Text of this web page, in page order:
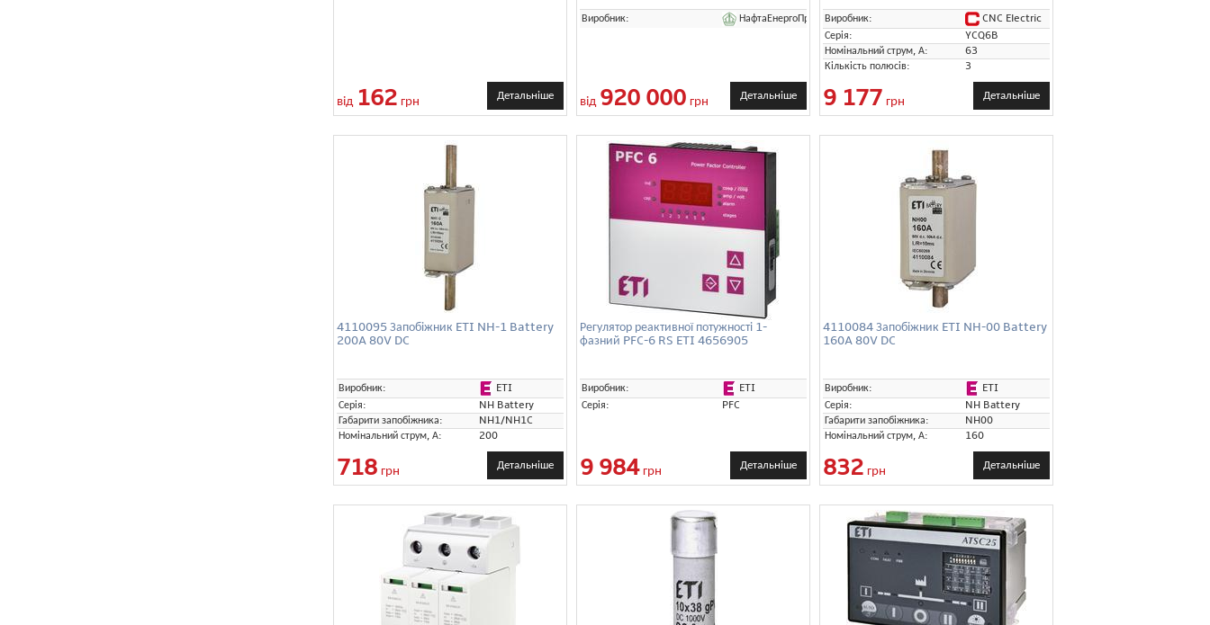
від 162 грн Детальніше
Виробник: НафтаЕнергоПром
від 920 000 грн Детальніше
Виробник:
CNC Electric
Серія:
YCQ6B
Номінальний струм, А:
63
Кількість полюсів:
3
9 177 грн Детальніше
4110095 Запобіжник ETI NH-1 Battery
200A 80V DC
Виробник:
ETI
Серія:
NH Battery
Габарити запобіжника:
NH1/NH1C
Номінальний струм, А:
200
718 грн Детальніше
Регулятор реактивної потужності 1-
фазний PFC-6 RS ETI 4656905
Виробник:
ETI
Серія:
PFC
9 984грн Детальніше
4110084 Запобіжник ETI NH-00 Battery
160A 80V DC
Виробник:
ETI
Серія:
NH Battery
Габарити запобіжника:
NH00
Номінальний струм, А:
160
832 грн Детальніше